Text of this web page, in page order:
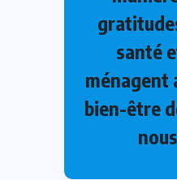
santé
ménagent
bien-être